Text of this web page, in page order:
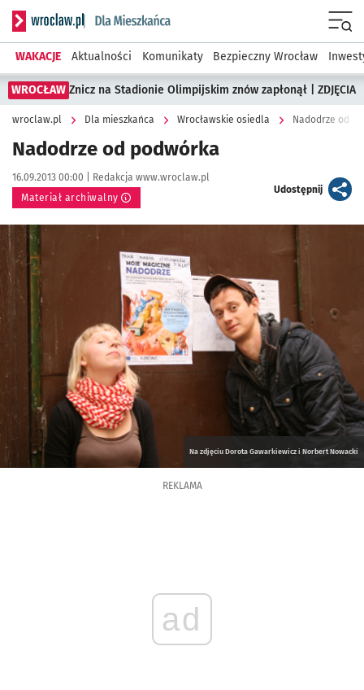
Serwis informacyjny wroclaw.pl podserwis: Dla mieszkańca
WAKACJE Aktualności Komunikaty Bezpieczny Wrocław
WROCŁAW Znicz na Stadionie Olimpijskim znów zapłonął | ZDJĘCIA
wroclaw.pl Dla mieszkańca Wrocławskie osiedla Nadodrze od
Nadodrze od podwórka
Data publikacji:
16.09.2013 00:00 | Autor:
Redakcja www.wroclaw.pl
Materiał archiwalny
Udostępnijartykuł
Kliknij, aby powiększyć
Na zdjęciu Dorota Gawarkiewicz i Norbert Nowacki
REKLAMA
ad